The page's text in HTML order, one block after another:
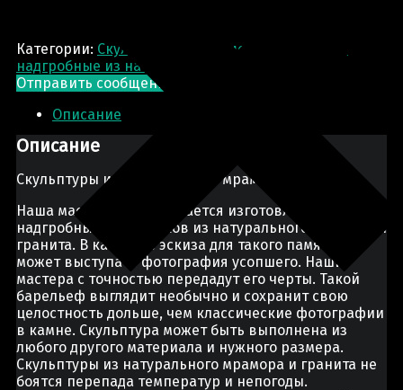
Категории: Скульптура из мрамора
надгробные из натурального камня
Отправить сообщение
Описание
Описание
Скульптуры из натурального мрамора и гранита.
Наша мастерская занимается изготовлением
надгробных памятников из натурального мрамора и
гранита. В качестве эскиза для такого памятника
может выступать фотография усопшего. Наши
мастера с точностью передадут его черты. Такой
барельеф выглядит необычно и сохранит свою
целостность дольше, чем классические фотографии
в камне. Скульптура может быть выполнена из
любого другого материала и нужного размера.
Скульптуры из натурального мрамора и гранита не
боятся перепада температур и непогоды.